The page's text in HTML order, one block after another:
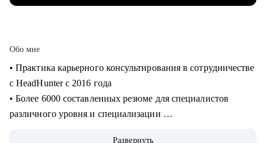
Обо мне
• Практика карьерного консультирования в сотрудничестве
с HeadHunter с 2016 года
• Более 6000 составленных резюме для специалистов
различного уровня и специализации
Развернуть